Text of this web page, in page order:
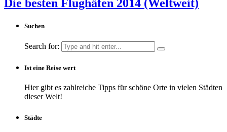
Die besten Flughäfen 2014 (Weltweit)
Suchen
Search for:
Ist eine Reise wert
Hier gibt es zahlreiche Tipps für schöne Orte in vielen Städten
dieser Welt!
Städte